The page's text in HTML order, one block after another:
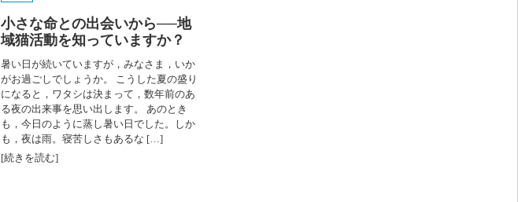
小さな命との出会いから──地
域猫活動を知っていますか？
暑い日が続いていますが，みなさま，いか
がお過ごしでしょうか。 こうした夏の盛り
になると，ワタシは決まって，数年前のあ
る夜の出来事を思い出します。 あのとき
も，今日のように蒸し暑い日でした。しか
も，夜は雨。寝苦しさもあるな […]
[続きを読む]